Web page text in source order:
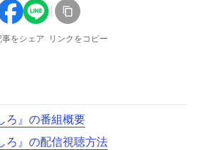
をシェア リンクをコピー
ろ』の番組概要
ろ』の配信視聴方法